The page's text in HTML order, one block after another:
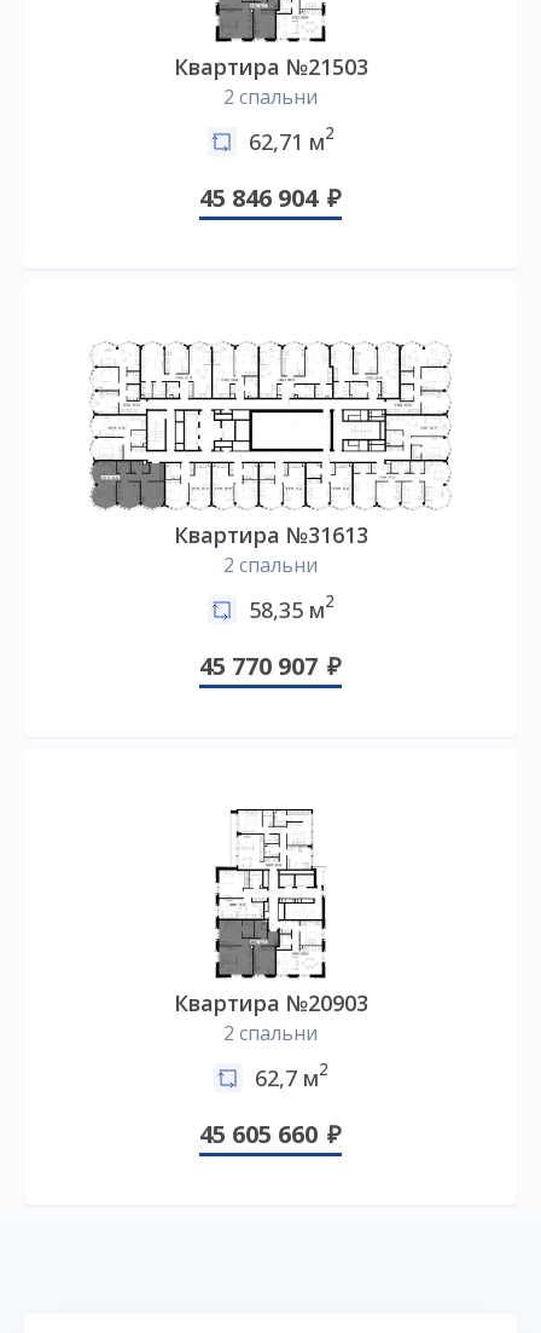
Квартира №21503
2 спальни
62,71 м2
45 846 904
Квартира №31613
2 спальни
58,35 м2
45 770 907
Квартира №20903
2 спальни
62,7 м2
45 605 660